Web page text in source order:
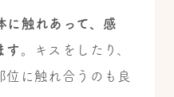
に触れあって、感
す 。キスをしたり、
位に触れ合うのも良